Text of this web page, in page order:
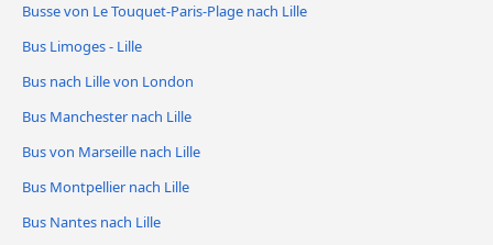
Busse von Le Touquet-Paris-Plage nach Lille
Bus Limoges - Lille
Bus nach Lille von London
Bus Manchester nach Lille
Bus von Marseille nach Lille
Bus Montpellier nach Lille
Bus Nantes nach Lille